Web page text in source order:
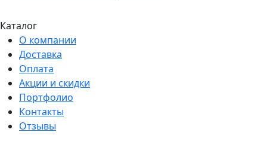
Каталог
О компании
Доставка
Оплата
Акции и скидки
Портфолио
Контакты
Отзывы